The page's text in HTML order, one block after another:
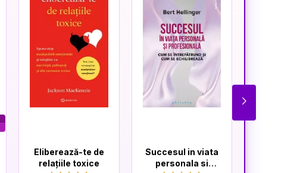
Eliberează-te de
relațiile toxice
Succesul in viata
personala si